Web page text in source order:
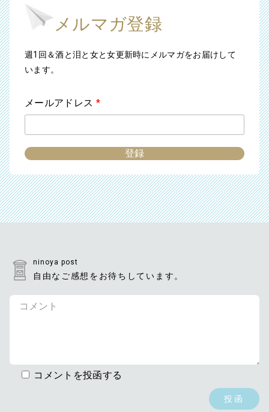
メルマガ登録
週1回＆酒と泪と女と女更新時にメルマガをお届けして
います。
メールアドレス *
ninoya post
自由なご感想をお待ちしています。
コメントを投函する